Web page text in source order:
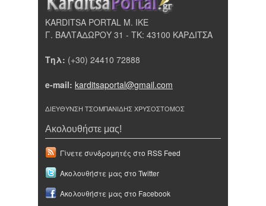
KARDITSA PORTAL Μ. ΙΚΕ
Γ. ΒΑΛΤΑΔΩΡΟΥ 31 - ΤΚ: 43100 ΚΑΡΔΙΤΣΑ
Τηλ: (+30) 24410 72888
e-mail: karditsaportal@gmail.com
ΔΙΕΥΘΥΝΣΗ ΤΣΟΜΠΑΝΙΔΗΣ ΧΡΥΣΟΣΤΟΜΟΣ
Ακολουθήστε μας!
Γίνετε συνδρομητές στο RSS Feed
Ακολουθήστε μας στο Twitter
Ακολουθήστε μας στο Facebook